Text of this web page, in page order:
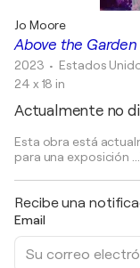
Above the Garden
Jo Moore
2023 • Estados
24 x 18 in
Actualmente no
Esta obra está
para una exposición
Recibe una
Email